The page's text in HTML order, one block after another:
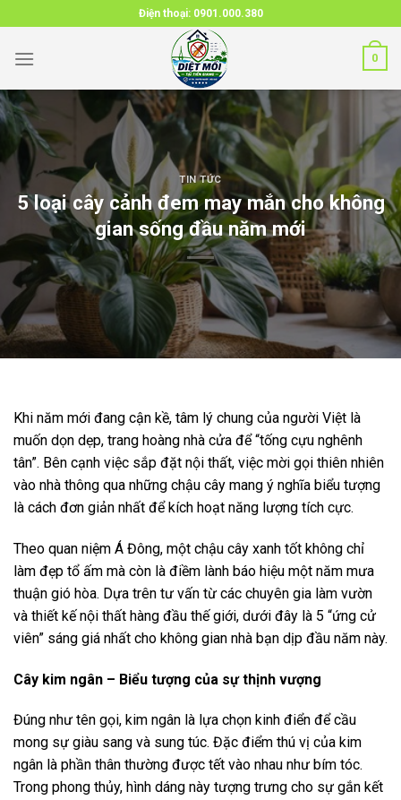
to
content
Điện thoại: 0901.000.380
0
TIN TỨC
5 loại cây cảnh đem may mắn cho không
gian sống đầu năm mới
Khi năm mới đang cận kề, tâm lý chung của người Việt là
muốn dọn dẹp, trang hoàng nhà cửa để “tống cựu nghênh
tân”. Bên cạnh việc sắp đặt nội thất, việc mời gọi thiên nhiên
vào nhà thông qua những chậu cây mang ý nghĩa biểu tượng
là cách đơn giản nhất để kích hoạt năng lượng tích cực.
Theo quan niệm Á Đông, một chậu cây xanh tốt không chỉ
làm đẹp tổ ấm mà còn là điềm lành báo hiệu một năm mưa
thuận gió hòa. Dựa trên tư vấn từ các chuyên gia làm vườn
và thiết kế nội thất hàng đầu thế giới, dưới đây là 5 “ứng cử
viên” sáng giá nhất cho không gian nhà bạn dịp đầu năm này.
Cây kim ngân – Biểu tượng của sự thịnh vượng
Đúng như tên gọi, kim ngân là lựa chọn kinh điển để cầu
mong sự giàu sang và sung túc. Đặc điểm thú vị của kim
ngân là phần thân thường được tết vào nhau như bím tóc.
Trong phong thủy, hình dáng này tượng trưng cho sự gắn kết